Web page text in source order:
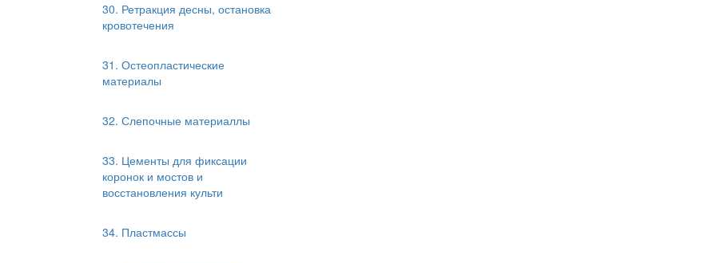
30. Ретракция десны, остановка
кровотечения
31. Остеопластические
материалы
32. Слепочные материаллы
33. Цементы для фиксации
коронок и мостов и
восстановления культи
34. Пластмассы